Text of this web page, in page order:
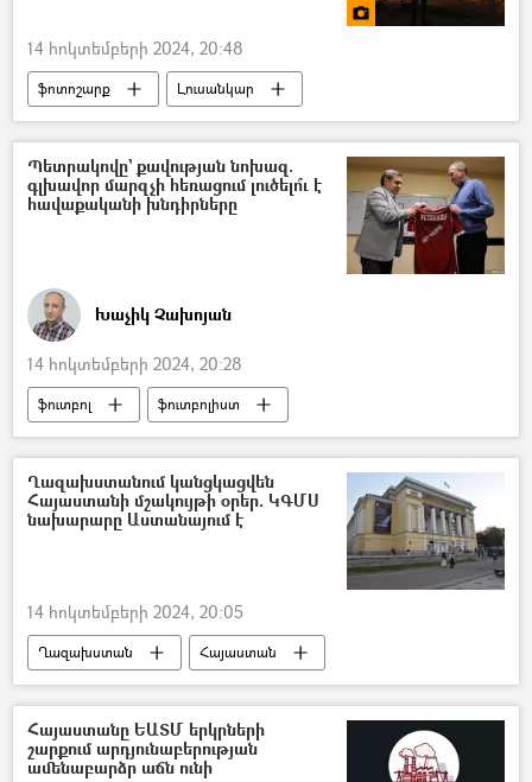
14 հոկտեմբերի 2024, 20:48
ֆոտոշարք Լուսանկար
Պետրակովը` քավության նոխազ.
գլխավոր մարզչի հեռացում լուծելո՞ւ է
հավաքականի խնդիրները
Խաչիկ Չախոյան
14 հոկտեմբերի 2024, 20:28
ֆուտբոլ
ֆուտբոլիստ
Հայաստանի ֆուտբոլի ֆեդերացիա
Արմեն Մելիքբեկյան
Հայաստանի ազգային հավաքական
Ղազախստանում կանցկացվեն
Հայաստանի մշակույթի օրեր. ԿԳՄՍ
նախարարը Աստանայում է
14 հոկտեմբերի 2024, 20:05
Ղազախստան
Հայաստան
Աստանա
մշակույթ
Հայաստանը ԵԱՏՄ երկրների
շարքում արդյունաբերության
ամենաբարձր աճն ունի